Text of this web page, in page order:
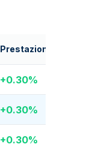
Prestazioni giornaliere
+0.30%
+0.30%
+0.30%